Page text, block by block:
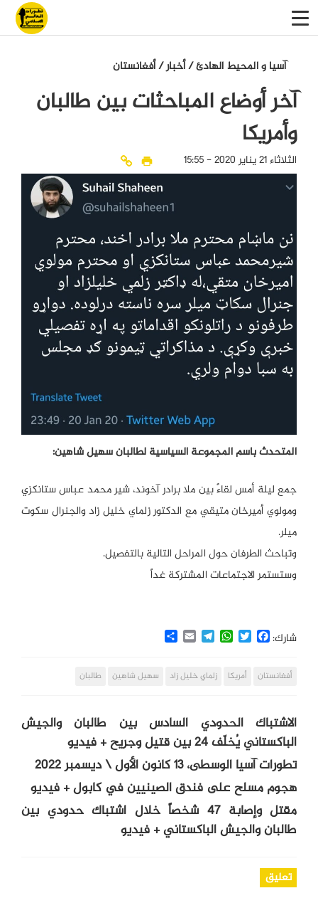
آسيا و المحيط الهادئ/أخبار/أفغانستان
آخر أوضاع المباحثات بين طالبان
وأمريكا
الثلاثاء 21 يناير 2020 - 15:55
المتحدث باسم المجموعة السياسية لطالبان سهيل شاهين:
جمع ليلة أمس لقاءً بين ملا برادر آخوند، شير محمد عباس ستانكزي
ومولوي أميرخان متيقي مع الدكتور زلماي خليل زاد والجنرال سكوت
ميلر.
وتباحث الطرفان حول المراحل التالية بالتفصيل.
وستستمر الاجتماعات المشتركة غداً
شارك: Facebook
Twitter
WhatsApp
Telegram
Email
Share
أفغانستان أمريكا زلماي خليل زاد سهيل شاهين طالبان
الاشتباك الحدودي السادس بين طالبان والجيش
الباكستاني يُخلّف 24 بين قتيل وجريح + فيديو
تطورات آسيا الوسطى، 13 كانون الأول \ ديسمبر 2022
هجوم مسلح على فندق الصينيين في كابول + فيديو
مقتل وإصابة 47 شخصاً خلال اشتباك حدودي بين
طالبان والجيش الباكستاني + فيديو
تعليق